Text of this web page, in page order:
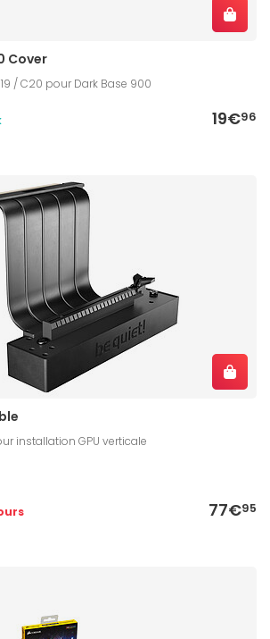
Cover
/ C20 pour Dark Base 900
19€96
installation GPU verticale
77€95